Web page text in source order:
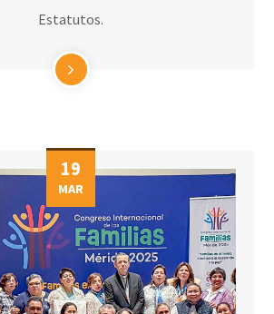
Estatutos.
19
MAR